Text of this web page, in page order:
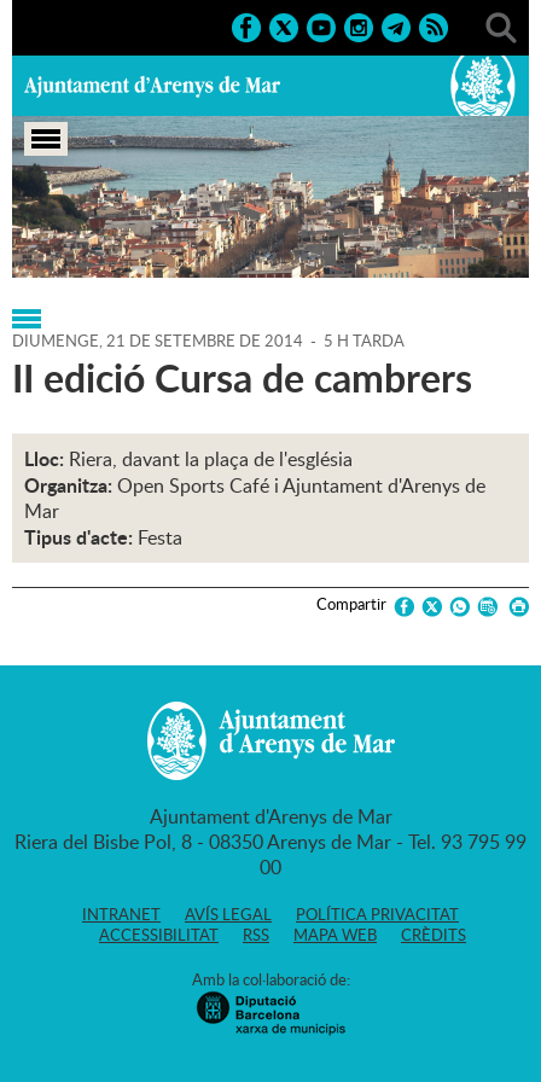
Portada > Regidories > Agenda > 21-09-2014
DIUMENGE,21 DE SETEMBRE DE 2014 - 5 H TARDA
II edició Cursa de cambrers
Lloc: Riera, davant la plaça de l'església
Organitza: Open Sports Café i Ajuntament d'Arenys de
Mar
Tipus d'acte: Festa
Compartir
Ajuntament d'Arenys de Mar
Riera del Bisbe Pol, 8 - 08350 Arenys de Mar - Tel. 93 795 99
00
INTRANET AVÍS LEGAL
POLÍTICA PRIVACITAT
ACCESSIBILITAT
RSS MAPA WEB CRÈDITS
Amb la col·laboració de: